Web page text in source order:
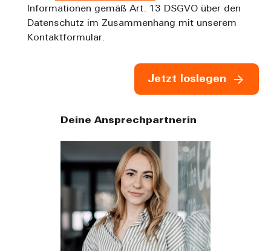
Informationen gemäß Art. 13 DSGVO über den
Datenschutz im Zusammenhang mit unserem
Kontaktformular.
Jetzt loslegen
Deine Ansprechpartnerin